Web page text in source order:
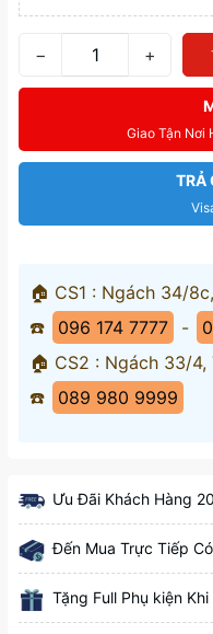
− +
Giao Tận Nơi
TRẢ
🏠 CS1 : Ngách 34/
☎️
096 174 7777 -
🏠 CS2 : Ngách 33/4,
☎️
089 980 9999
Ưu Đãi Khách Hàng
Đến Mua Trực Tiếp
Tặng Full Phụ kiện Khi